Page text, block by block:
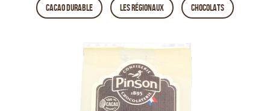
CACAO DURABLE LES RÉGIONAUX CHOCOLATS